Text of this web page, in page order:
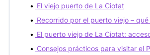
El viejo puerto de La Ciotat
Recorrido por el puerto viejo –
El puerto viejo de La Ciotat:
Consejos prácticos para visitar el